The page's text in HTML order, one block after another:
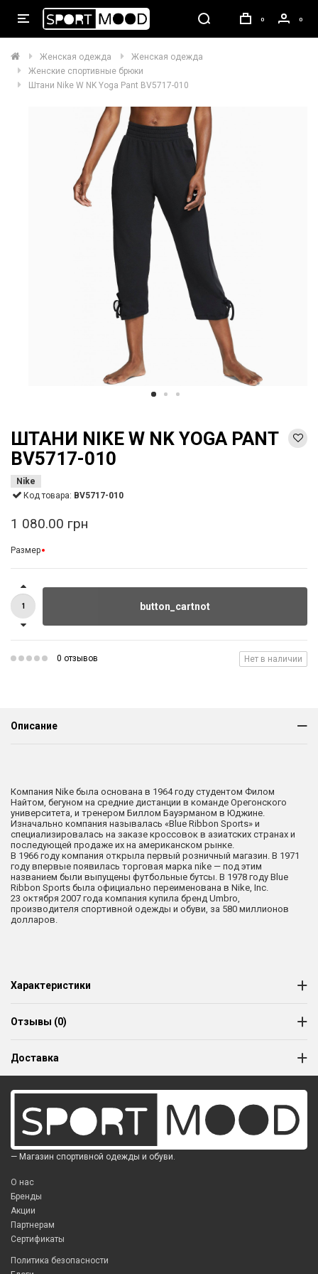
0 0
Женская одежда
Женская одежда
Женские спортивные брюки
Штани Nike W NK Yoga Pant BV5717-010
ШТАНИ NIKE W NK YOGA PANT
BV5717-010
Nike
Код товара: BV5717-010
1 080.00 грн
Размер
button_cartnot
0 отзывов Нет в наличии
Описание
Компания Nike была основана в 1964 году студентом Филом
Найтом, бегуном на средние дистанции в команде Орегонского
университета, и тренером Биллом Бауэрманом в Юджине.
Изначально компания называлась «Blue Ribbon Sports» и
специализировалась на заказе кроссовок в азиатских странах и
последующей продаже их на американском рынке.
В 1966 году компания открыла первый розничный магазин. В 1971
году впервые появилась торговая марка nike — под этим
названием были выпущены футбольные бутсы. В 1978 году Blue
Ribbon Sports была официально переименована в Nike, Inc.
23 октября 2007 года компания купила бренд Umbro,
производителя спортивной одежды и обуви, за 580 миллионов
долларов.
Характеристики
Отзывы (0)
Доставка
— Магазин спортивной одежды и обуви.
О нас
Бренды
Акции
Партнерам
Сертификаты
Политика безопасности